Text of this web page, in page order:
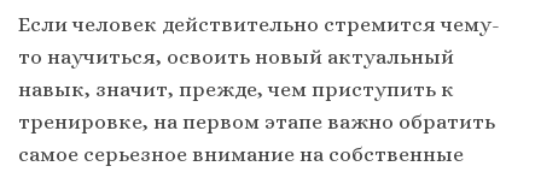
Если человек действительно стремится чему-
то научиться, освоить новый актуальный
навык, значит, прежде, чем приступить к
тренировке, на первом этапе важно обратить
самое серьезное внимание на собственные